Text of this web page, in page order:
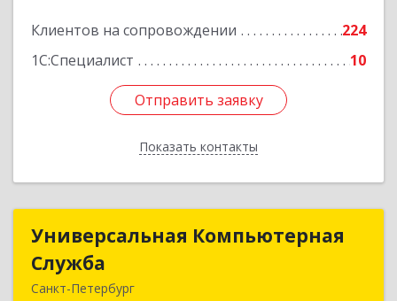
Клиентов на сопровождении
224
1С:Специалист
10
Отправить заявку
Показать контакты
Подробнее
Отправить заявку
Назад
Универсальная Компьютерная
Служба
Санкт-Петербург
Универсальная Компьютерная